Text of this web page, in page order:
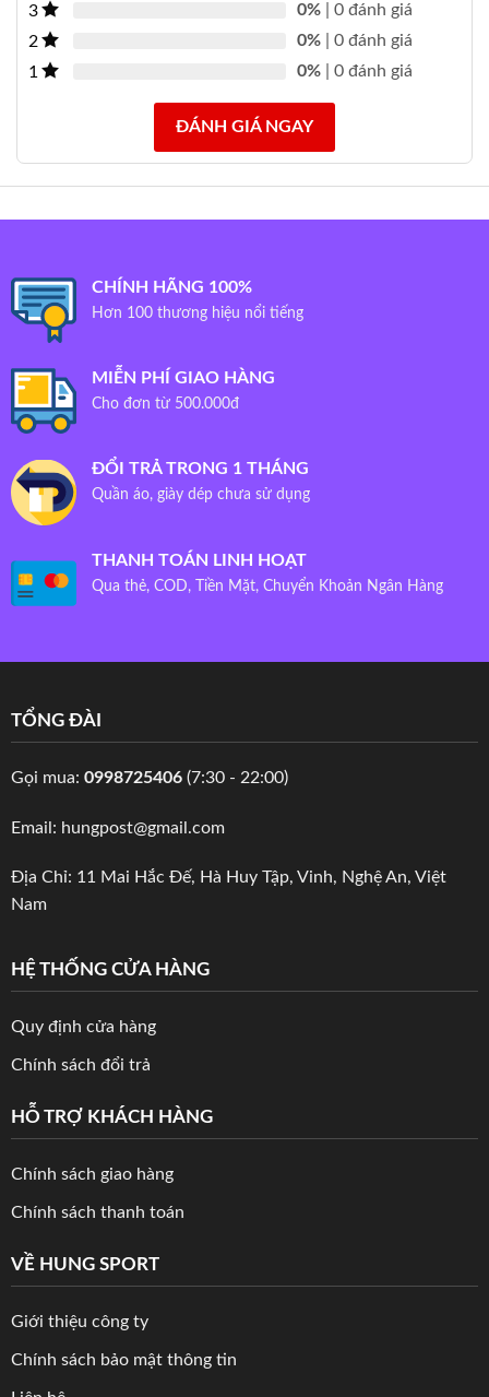
3
0% | 0 đánh giá
2
0% | 0 đánh giá
1
0% | 0 đánh giá
ĐÁNH GIÁ NGAY
CHÍNH HÃNG 100%
Hơn 100 thương hiệu nổi tiếng
MIỄN PHÍ GIAO HÀNG
Cho đơn từ 500.000đ
ĐỔI TRẢ TRONG 1 THÁNG
Quần áo, giày dép chưa sử dụng
THANH TOÁN LINH HOẠT
Qua thẻ, COD, Tiền Mặt, Chuyển Khoản Ngân Hàng
TỔNG ĐÀI
Gọi mua: 0998725406(7:30 - 22:00)
Email: hungpost@gmail.com
Địa Chỉ: 11 Mai Hắc Đế, Hà Huy Tập, Vinh, Nghệ An, Việt
Nam
HỆ THỐNG CỬA HÀNG
Quy định cửa hàng
Chính sách đổi trả
HỖ TRỢ KHÁCH HÀNG
Chính sách giao hàng
Chính sách thanh toán
VỀ HUNG SPORT
Giới thiệu công ty
Chính sách bảo mật thông tin